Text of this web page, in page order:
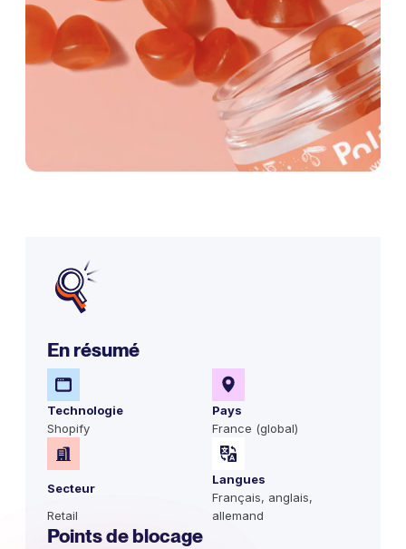
En résumé
Technologie
Shopify
Pays
France (global)
Secteur
Retail
Langues
Français, anglais,
allemand
Points de blocage